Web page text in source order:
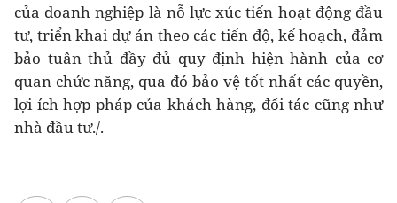
của doanh nghiệp là nỗ lực xúc tiến hoạt động đầu
tư, triển khai dự án theo các tiến độ, kế hoạch, đảm
bảo tuân thủ đầy đủ quy định hiện hành của cơ
quan chức năng, qua đó bảo vệ tốt nhất các quyền,
lợi ích hợp pháp của khách hàng, đối tác cũng như
nhà đầu tư./.